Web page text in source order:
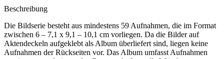
Beschreibung
Die Bildserie besteht aus mindestens 59 Aufnahmen, die im Format
zwischen 6 – 7,1 x 9,1 – 10,1 cm vorliegen. Da die Bilder auf
Aktendeckeln aufgeklebt als Album überliefert sind, liegen keine
Aufnahmen der Rückseiten vor. Das Album umfasst Aufnahmen